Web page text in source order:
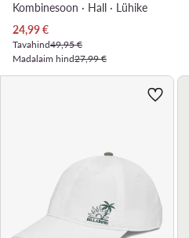
Kombinesoon · Hall · Lühike
Praegune hind
24,99€
Tavahind49,95 €
Madalaim hind27,99 €